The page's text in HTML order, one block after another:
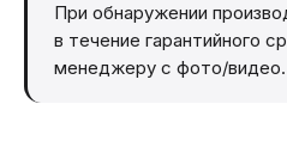
При обнаружении
в течение гарантийного
менеджеру с фото/видео.